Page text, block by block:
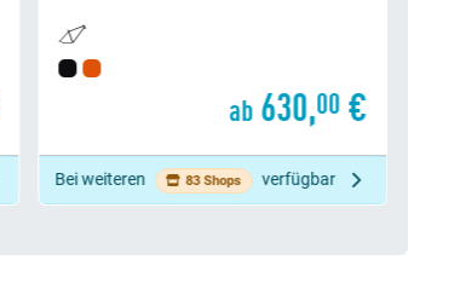
ab699,50
Bei weiteren 61 Shops verfügbar